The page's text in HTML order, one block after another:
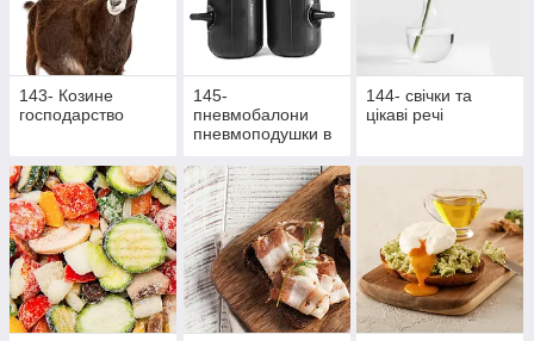
143- Козине
господарство
145-
пневмобалони
пневмоподушки в
144- свічки та
цікаві речі